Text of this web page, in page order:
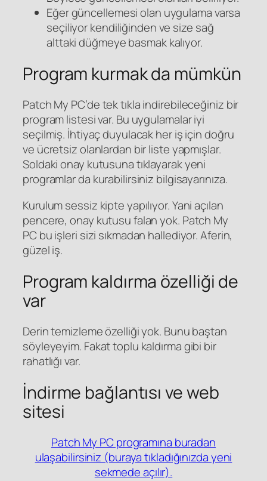
Eğer güncellemesi olan uygulama varsa
seçiliyor kendiliğinden ve size sağ
alttaki düğmeye basmak kalıyor.
Program kurmak da mümkün
Patch My PC’de tek tıkla indirebileceğiniz bir
program listesi var. Bu uygulamalar iyi
seçilmiş. İhtiyaç duyulacak her iş için doğru
ve ücretsiz olanlardan bir liste yapmışlar.
Soldaki onay kutusuna tıklayarak yeni
programlar da kurabilirsiniz bilgisayarınıza.
Kurulum sessiz kipte yapılıyor. Yani açılan
pencere, onay kutusu falan yok. Patch My
PC bu işleri sizi sıkmadan hallediyor. Aferin,
güzel iş.
Program kaldırma özelliği de
var
Derin temizleme özelliği yok. Bunu baştan
söyleyeyim. Fakat toplu kaldırma gibi bir
rahatlığı var.
İndirme bağlantısı ve web
sitesi
Patch My PC programına buradan
ulaşabilirsiniz (buraya tıkladığınızda yeni
sekmede açılır).